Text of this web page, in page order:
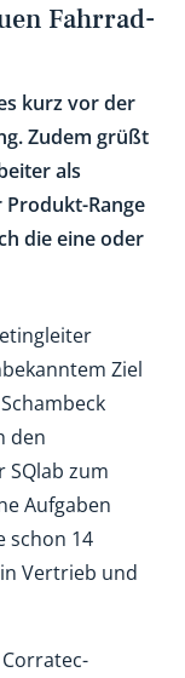
Fahrrad-
kurz vor der
Zudem grüßt
als
Range
die eine oder
Ziel
den
zum
Aufgaben
schon 14
Vertrieb und